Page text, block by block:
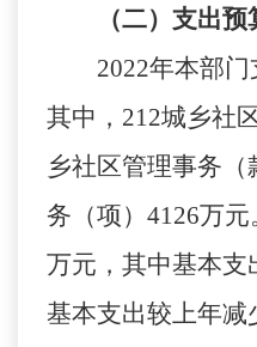
（二）支出预
2022年本部门
其中， 212城乡社
乡社区管理事务（
务（项）4126万元
万元，其中基本支
基本支出较上年减